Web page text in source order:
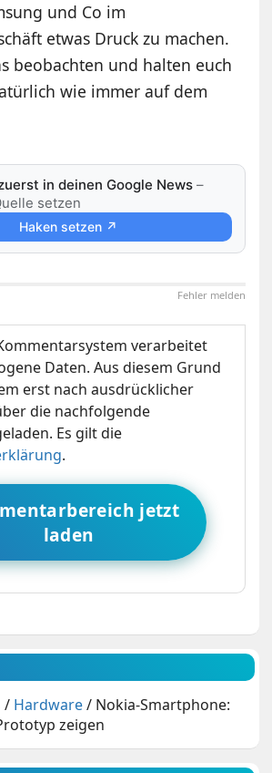
und Co im
etwas Druck zu machen.
beobachten und halten euch
wie immer auf dem
in deinen Google News –
setzen
Haken setzen ↗
Fehler melden
verarbeitet
Daten. Aus diesem Grund
erst nach ausdrücklicher
die nachfolgende
Es gilt die
.
jetzt
laden
/ Hardware/ Nokia-Smartphone:
zeigen